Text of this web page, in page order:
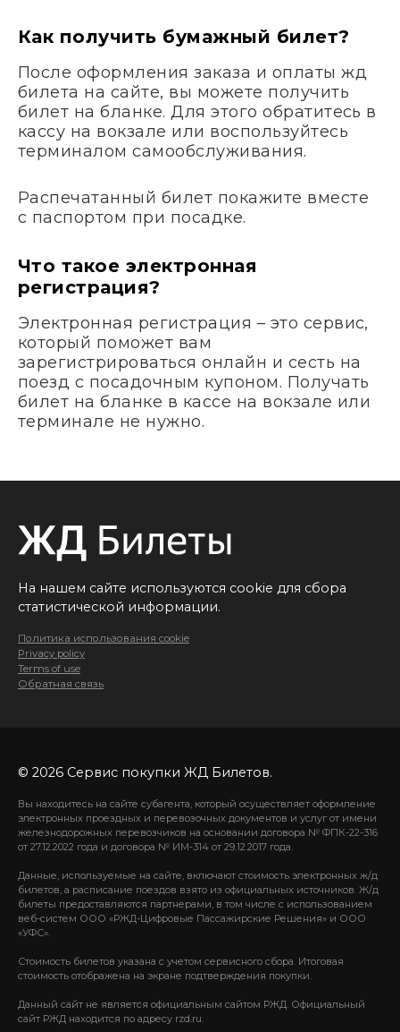
Как получить бумажный билет?
После оформления заказа и оплаты жд
билета на сайте, вы можете получить
билет на бланке. Для этого обратитесь в
кассу на вокзале или воспользуйтесь
терминалом самообслуживания.
Распечатанный билет покажите вместе
с паспортом при посадке.
Что такое электронная
регистрация?
Электронная регистрация – это сервис,
который поможет вам
зарегистрироваться онлайн и сесть на
поезд с посадочным купоном. Получать
билет на бланке в кассе на вокзале или
терминале не нужно.
На нашем сайте используются cookie для сбора
статистической информации.
Политика использования cookie
Privacy policy
Terms of use
Обратная связь
© 2026 Сервис покупки ЖД Билетов.
Вы находитесь на сайте субагента, который осуществляет оформление
электронных проездных и перевозочных документов и услуг от имени
железнодорожных перевозчиков на основании договора № ФПК-22-316
от 27.12.2022 года и договора № ИМ-314 от 29.12.2017 года.
Данные, используемые на сайте, включают стоимость электронных ж/д
билетов, а расписание поездов взято из официальных источников. Ж/д
билеты предоставляются партнерами, в том числе с использованием
веб-систем ООО «РЖД-Цифровые Пассажирские Решения» и ООО
«УФС».
Стоимость билетов указана с учетом сервисного сбора. Итоговая
стоимость отображена на экране подтверждения покупки.
Данный сайт не является официальным сайтом РЖД. Официальный
сайт РЖД находится по адресу rzd.ru.